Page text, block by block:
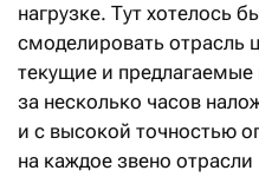
нагрузке. Тут хотелось
смоделировать отрасль
текущие и предлагаемые
за несколько часов
и с высокой точностью
на каждое звено